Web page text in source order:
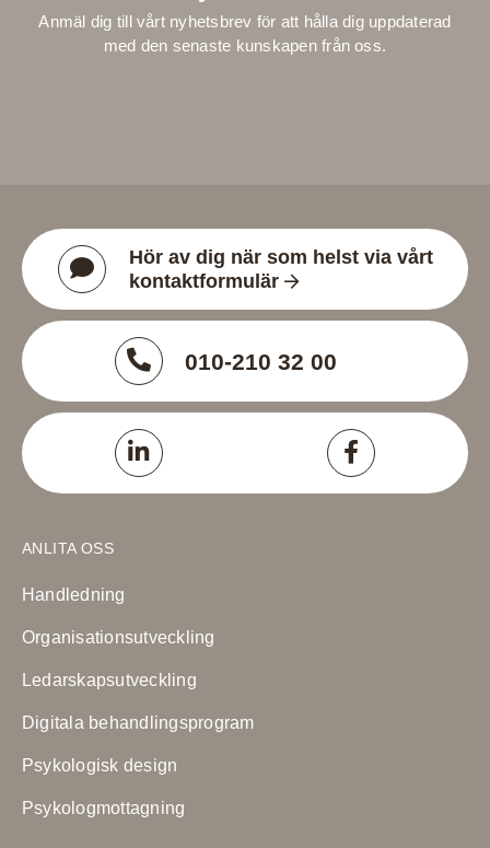
Anmäl dig till vårt nyhetsbrev för att hålla dig uppdaterad
med den senaste kunskapen från oss.
Hör av dig när som helst via vårt
kontaktformulär
010-210 32 00
ANLITA OSS
Handledning
Organisationsutveckling
Ledarskapsutveckling
Digitala behandlingsprogram
Psykologisk design
Psykologmottagning